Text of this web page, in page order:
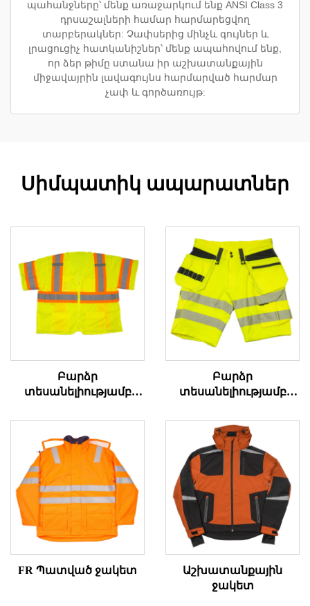
պահանջները՝ մենք առաջարկում ենք ANSI Class 3
դրսաշալների համար հարմարեցվող
տարբերակներ: Չափսերից մինչև գույներ և
լրացուցիչ հատկանիշներ՝ մենք ապահովում ենք,
որ ձեր թիմը ստանա իր աշխատանքային
միջավայրին լավագույնս հարմարված հարմար
չափ և գործառույթ:
Սիմպատիկ ապարատներ
Բարձր
տեսանելիությամբ
Բարձր
տեսանելիությամբ
աշխատանքային
կարճ տաբատներ
FR Պատված ջակետ
Աշխատանքային
ջակետ